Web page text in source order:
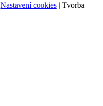
Nastavení cookies | Tvorba